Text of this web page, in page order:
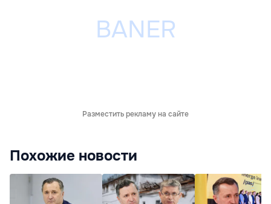
Разместить рекламу на сайте
Похожие новости